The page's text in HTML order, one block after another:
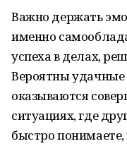
Важно держать
именно
успеха в делах,
Вероятны удачные
оказываются
ситуациях, где
быстро